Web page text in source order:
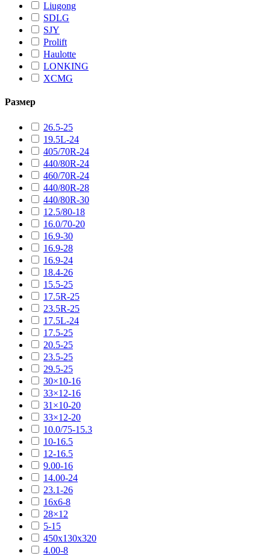
Liugong
SDLG
SJY
Prolift
Haulotte
LONKING
XCMG
Размер
26.5-25
19.5L-24
405/70R-24
440/80R-24
460/70R-24
440/80R-28
440/80R-30
12.5/80-18
16.0/70-20
16.9-30
16.9-28
16.9-24
18.4-26
15.5-25
17.5R-25
23.5R-25
17.5L-24
17.5-25
20.5-25
23.5-25
29.5-25
30×10-16
33×12-16
31×10-20
33×12-20
10.0/75-15.3
10-16.5
12-16.5
9.00-16
14.00-24
23.1-26
16х6-8
28×12
5-15
450х130х320
4.00-8